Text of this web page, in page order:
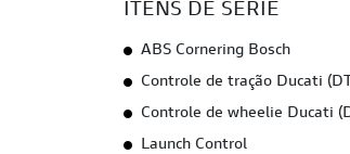
ITENS DE SÉRIE
ABS Cornering Bosch
Controle de tração Ducati
Controle de wheelie Ducati
Launch Control